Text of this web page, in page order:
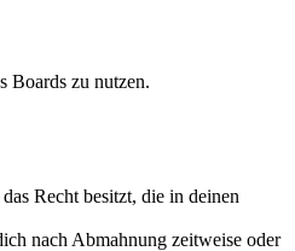
Boards zu nutzen.
Recht besitzt, die in deinen
nach Abmahnung zeitweise oder